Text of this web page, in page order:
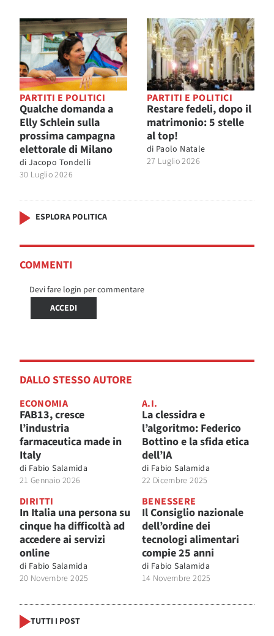
PARTITI E POLITICI
Qualche domanda a
Elly Schlein sulla
prossima campagna
elettorale di Milano
di Jacopo Tondelli
30 Luglio 2026
PARTITI E POLITICI
Restare fedeli, dopo il
matrimonio: 5 stelle
al top!
di Paolo Natale
27 Luglio 2026
ESPLORA POLITICA
COMMENTI
Devi fare login per commentare
ACCEDI
DALLO STESSO AUTORE
ECONOMIA
FAB13, cresce
l’industria
farmaceutica made in
Italy
di Fabio Salamida
21 Gennaio 2026
A.I.
La clessidra e
l’algoritmo: Federico
Bottino e la sfida etica
dell’IA
di Fabio Salamida
22 Dicembre 2025
DIRITTI
In Italia una persona su
cinque ha difficoltà ad
accedere ai servizi
online
di Fabio Salamida
20 Novembre 2025
BENESSERE
Il Consiglio nazionale
dell’ordine dei
tecnologi alimentari
compie 25 anni
di Fabio Salamida
14 Novembre 2025
TUTTI I POST